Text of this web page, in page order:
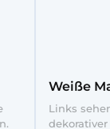
Weiße
Links